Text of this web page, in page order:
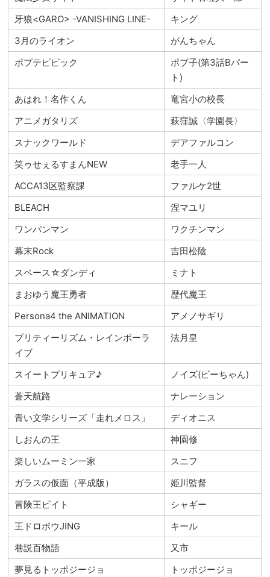
牙狼<GARO> -VANISHING LINE-
キング
3月のライオン
がんちゃん
ポプテピピック
ポプ子(第3話Bパー
ト)
あはれ！名作くん
竜宮小の校長
アニメガタリズ
萩窪誠〈学園長〉
スナックワールド
デアファルコン
笑ゥせぇるすまんNEW
老手一人
ACCA13区監察課
ファルケ2世
BLEACH
涅マユリ
ワンパンマン
ワクチンマン
幕末Rock
吉田松陰
スペース☆ダンディ
ミナト
まおゆう魔王勇者
歴代魔王
Persona4 the ANIMATION
アメノサギリ
プリティーリズム・レインボーラ
イブ
法月皇
スイートプリキュア♪
ノイズ(ピーちゃん)
蒼天航路
ナレーション
青い文学シリーズ「走れメロス」
ディオニス
しおんの王
神園修
楽しいムーミン一家
スニフ
ガラスの仮面（平成版）
姫川監督
冒険王ビイト
シャギー
王ドロボウJING
キール
巷説百物語
又市
夢見るトッポジージョ
トッポジージョ